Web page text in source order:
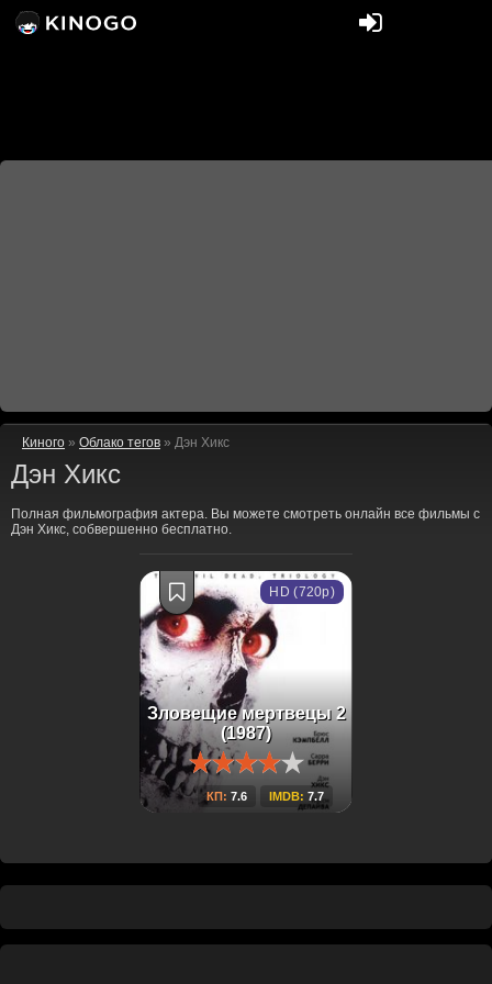
Киного » Облако тегов » Дэн Хикс
Дэн Хикс
Полная фильмография актера. Вы можете смотреть онлайн все фильмы с
Дэн Хикс, собвершенно бесплатно.
Зловещие мертвецы 2
(1987)
КП: 7.6 IMDB: 7.7
HD (720p)